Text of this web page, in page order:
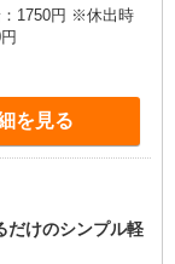
1750円 ※休出時
を見る
だけのシンプル軽